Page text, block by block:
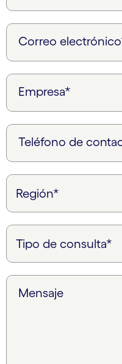
Correo
Empresa*
Teléfono de
Mensaje